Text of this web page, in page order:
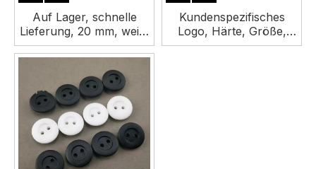
Auf Lager, schnelle
Lieferung, 20 mm, weiß,
schwarz, zum Nähen, 4
Löcher, runder
Gummiknopf für
Kleidung
Kundenspezifisches
Logo, Härte, Größe,
Farbe, 2 Löcher,